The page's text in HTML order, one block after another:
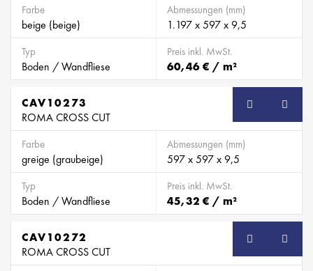
Farbe
beige (beige)
Abmessungen (mm)
1.197 x 597 x 9,5
Typ
Boden / Wandfliese
Preis inkl. MwSt.
60,46 € / m²
CAV10273
ROMA CROSS CUT
Farbe
greige (graubeige)
Abmessungen (mm)
597 x 597 x 9,5
Typ
Boden / Wandfliese
Preis inkl. MwSt.
45,32 € / m²
CAV10272
ROMA CROSS CUT